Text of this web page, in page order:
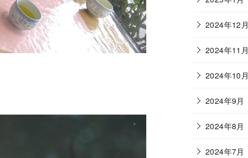
2024年12月
2024年11月
2024年10月
2024年9月
2024年8月
2024年7月